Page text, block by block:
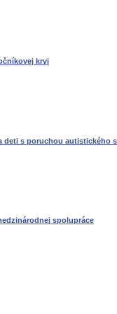
krvi
s poruchou autistického
spolupráce